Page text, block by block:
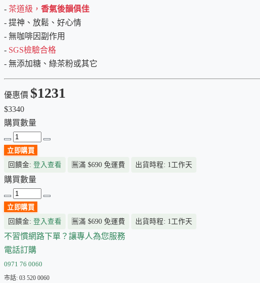
- 茶道級， 香氣後韻俱佳
- 提神、放鬆、好心情
- 無咖啡因副作用
- SGS檢驗合格
- 無添加糖、綠茶粉或其它
優惠價 $1231
$3340
購買數量
立即購買
回饋金: 登入查看 🈚滿 $690 免運費 出貨時程: 1工作天
購買數量
立即購買
回饋金: 登入查看 🈚滿 $690 免運費 出貨時程: 1工作天
不習慣網路下單？讓專人為您服務
電話訂購
0971 76 0060
市話: 03 520 0060